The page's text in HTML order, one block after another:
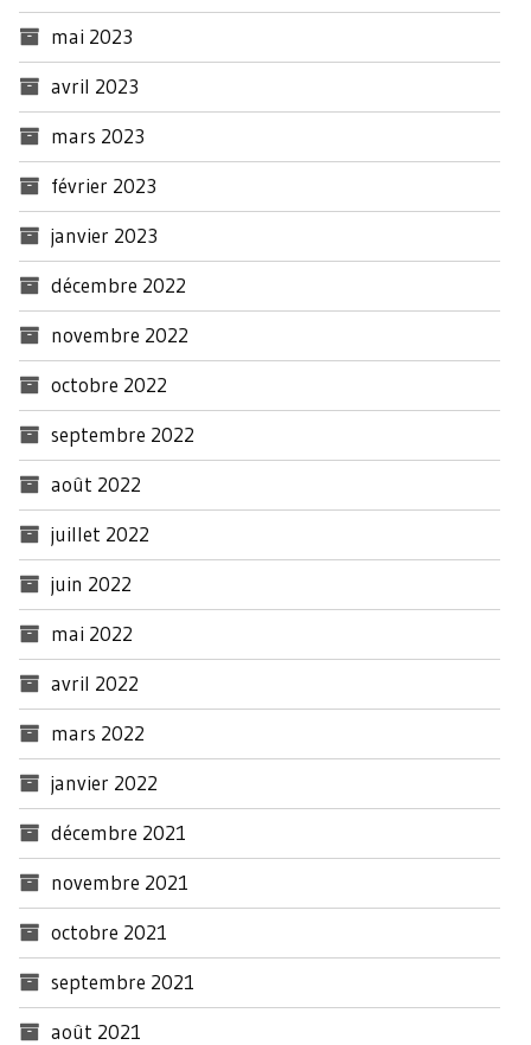
mai 2023
avril 2023
mars 2023
février 2023
janvier 2023
décembre 2022
novembre 2022
octobre 2022
septembre 2022
août 2022
juillet 2022
juin 2022
mai 2022
avril 2022
mars 2022
janvier 2022
décembre 2021
novembre 2021
octobre 2021
septembre 2021
août 2021